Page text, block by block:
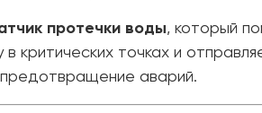
протечки воды, который
критических точках и
аварий.